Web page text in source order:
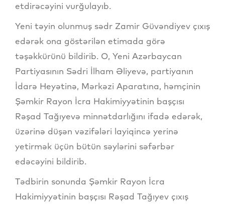
etdirəcəyini vurğulayıb.
Yeni təyin olunmuş sədr Zamir Güvəndiyev çıxış
edərək ona göstərilən etimada görə
təşəkkürünü bildirib. O, Yeni Azərbaycan
Partiyasının Sədri İlham Əliyevə, partiyanın
İdarə Heyətinə, Mərkəzi Aparatına, həmçinin
Şəmkir Rayon İcra Hakimiyyətinin başçısı
Rəşad Tağıyevə minnətdarlığını ifadə edərək,
üzərinə düşən vəzifələri layiqincə yerinə
yetirmək üçün bütün səylərini səfərbər
edəcəyini bildirib.
Tədbirin sonunda Şəmkir Rayon İcra
Hakimiyyətinin başçısı Rəşad Tağıyev çıxış